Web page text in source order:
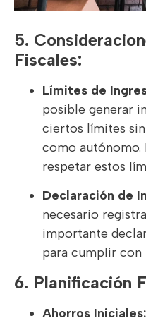
5.
Fiscales:
Límites de
posible generar
ciertos límites
como autónomo.
respetar estos
Declaración de
necesario
importante
para cumplir con
6. Planificación
Ahorros Iniciales: